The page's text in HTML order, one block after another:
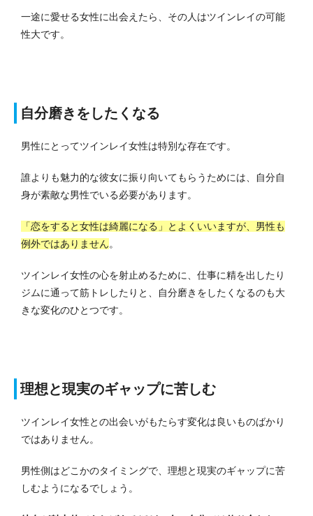
一途に愛せる女性に出会えたら、その人はツインレイの可能
性大です。
自分磨きをしたくなる
男性にとってツインレイ女性は特別な存在です。
誰よりも魅力的な彼女に振り向いてもらうためには、自分自
身が素敵な男性でいる必要があります。
「恋をすると女性は綺麗になる」とよくいいますが、男性も
例外ではありません。
ツインレイ女性の心を射止めるために、仕事に精を出したり
ジムに通って筋トレしたりと、自分磨きをしたくなるのも大
きな変化のひとつです。
理想と現実のギャップに苦しむ
ツインレイ女性との出会いがもたらす変化は良いものばかり
ではありません。
男性側はどこかのタイミングで、理想と現実のギャップに苦
しむようになるでしょう。